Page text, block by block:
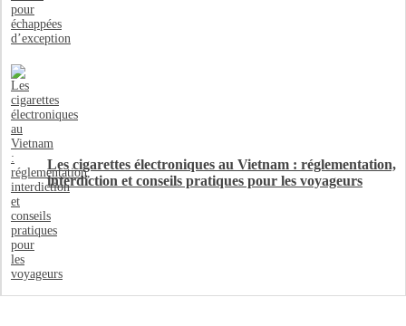
Les cigarettes électroniques au Vietnam : réglementation,
interdiction et conseils pratiques pour les voyageurs